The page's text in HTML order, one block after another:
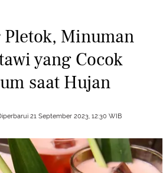
Pletok, Minuman
yang Cocok
saat Hujan
21 September 2023, 12:30 WIB